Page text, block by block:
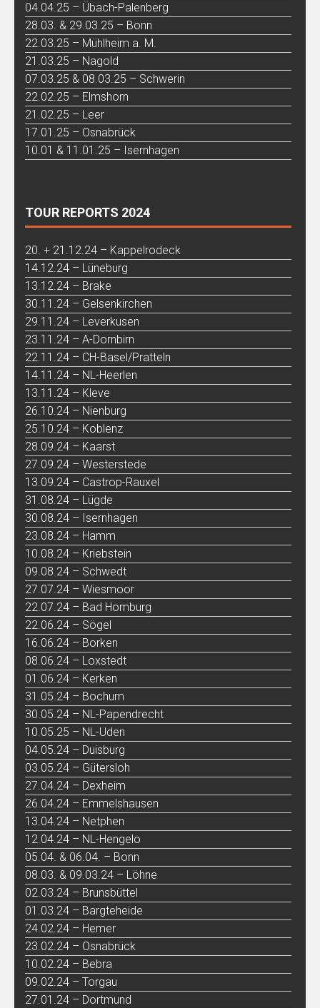
04.04.25 – Übach-Palenberg
28.03. & 29.03.25 – Bonn
22.03.25 – Mühlheim a. M.
21.03.25 – Nagold
07.03.25 & 08.03.25 – Schwerin
22.02.25 – Elmshorn
21.02.25 – Leer
17.01.25 – Osnabrück
10.01 & 11.01.25 – Isernhagen
TOUR REPORTS 2024
20. + 21.12.24 – Kappelrodeck
14.12.24 – Lüneburg
13.12.24 – Brake
30.11.24 – Gelsenkirchen
29.11.24 – Leverkusen
23.11.24 – A-Dornbirn
22.11.24 – CH-Basel/Pratteln
14.11.24 – NL-Heerlen
13.11.24 – Kleve
26.10.24 – Nienburg
25.10.24 – Koblenz
28.09.24 – Kaarst
27.09.24 – Westerstede
13.09.24 – Castrop-Rauxel
31.08.24 – Lügde
30.08.24 – Isernhagen
23.08.24 – Hamm
10.08.24 – Kriebstein
09.08.24 – Schwedt
27.07.24 – Wiesmoor
22.07.24 – Bad Homburg
22.06.24 – Sögel
16.06.24 – Borken
08.06.24 – Loxstedt
01.06.24 – Kerken
31.05.24 – Bochum
30.05.24 – NL-Papendrecht
10.05.25 – NL-Uden
04.05.24 – Duisburg
03.05.24 – Gütersloh
27.04.24 – Dexheim
26.04.24 – Emmelshausen
13.04.24 – Netphen
12.04.24 – NL-Hengelo
05.04. & 06.04. – Bonn
08.03. & 09.03.24 – Löhne
02.03.24 – Brunsbüttel
01.03.24 – Bargteheide
24.02.24 – Hemer
23.02.24 – Osnabrück
10.02.24 – Bebra
09.02.24 – Torgau
27.01.24 – Dortmund